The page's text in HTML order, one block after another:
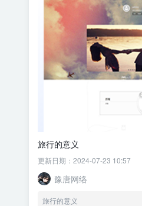
旅行的意义
更新日期：2024-07-23 10:57
豫唐网络
旅行的意义